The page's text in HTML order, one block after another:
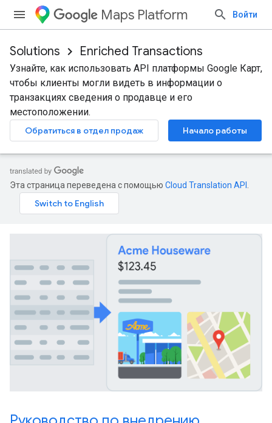
Maps Platform Войти
Solutions Enriched Transactions
Узнайте, как использовать API платформы Google Карт,
чтобы клиенты могли видеть в информации о
транзакциях сведения о продавце и его
местоположении.
Обратиться в отдел продаж Начало работы
Эта страница переведена с помощью Cloud Translation API